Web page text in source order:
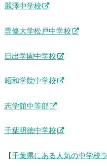
麗澤中学校
専修大学松戸中学校
日出学園中学校
昭和学院中学校
志学館中等部
千葉明徳中学校
【 千葉県にある人気の中学校